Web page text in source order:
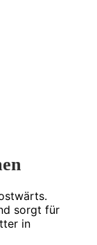
sorgt für
in